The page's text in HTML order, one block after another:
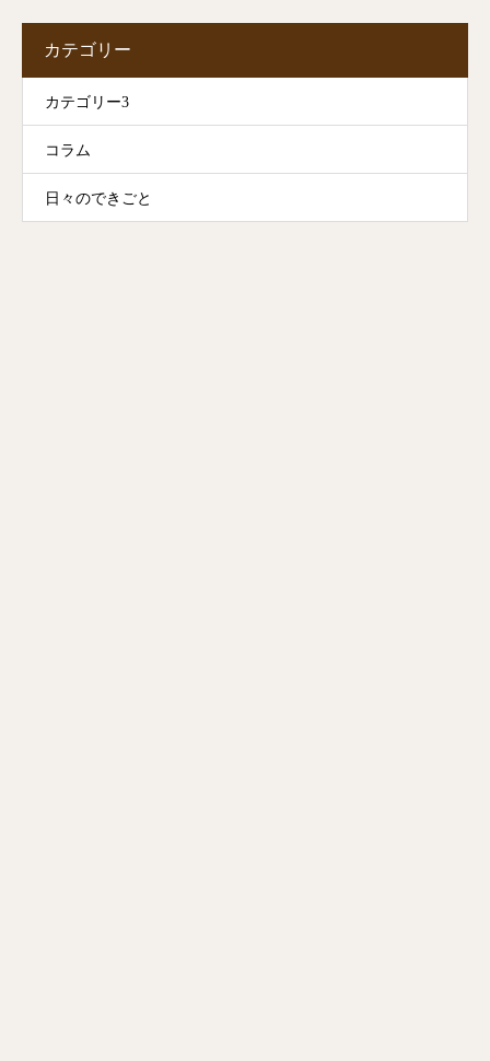
カテゴリー
カテゴリー3
コラム
日々のできごと